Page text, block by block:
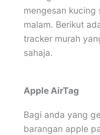
mengesan kucing
malam. Berikut
tracker murah
sahaja.
Apple AirTag
Bagi anda yang
barangan apple